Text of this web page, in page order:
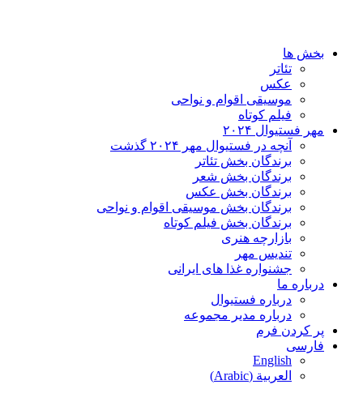
ها
موسیقی اقوام و نواحی
فیلم کوتاه
فستیوال ۲۰۲۴
آنچه در فستیوال مهر ۲۰۲۴ گذشت
برندگان بخش تئاتر
برندگان بخش شعر
برندگان بخش عکس
برندگان بخش موسیقی اقوام و نواحی
برندگان بخش فیلم کوتاه
بازارچه هنری
تندیس مهر
جشنواره غذا های ایرانی
ما
درباره فستیوال
درباره مدیر مجموعه
کردن فرم
English
العربية(
Arabic
)